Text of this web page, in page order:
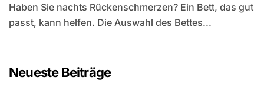
Haben Sie nachts Rückenschmerzen? Ein Bett, das gut
passt, kann helfen. Die Auswahl des Bettes...
Neueste Beiträge